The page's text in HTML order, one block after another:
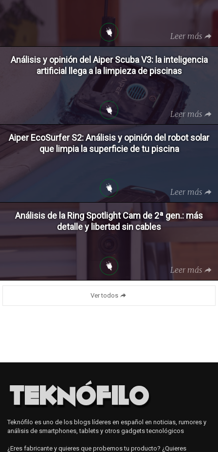
Leer más
Análisis y opinión del Aiper Scuba V3: la inteligencia
artificial llega a la limpieza de piscinas
Leer más
Aiper EcoSurfer S2: Análisis y opinión del robot solar
que limpia la superficie de tu piscina
Leer más
Análisis de la Ring Spotlight Cam de 2ª gen.: más
detalle y libertad sin cables
Leer más
Ver todos
Teknófilo es uno de los blogs líderes en español en noticias, rumores y
análisis de smartphones, tablets y otros gadgets tecnológicos
¿Eres fabricante y quieres que probemos tu producto? ¿Quieres